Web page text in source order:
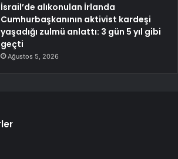
İsrail’de alıkonulan İrlanda
Cumhurbaşkanının aktivist kardeşi
yaşadığı zulmü anlattı: 3 gün 5 yıl gibi
geçti
Ağustos 5, 2026